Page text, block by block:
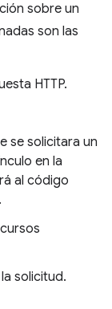
sobre un
son las
HTTP.
se solicitara un
en la
al código
solicitud.